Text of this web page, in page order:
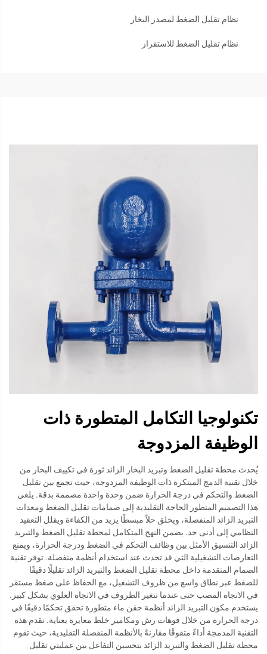
نظام تقليل الضغط لمصدر البخار
نظام تقليل الضغط للاستقرار
تكنولوجيا التكامل المتطورة ذات
الوظيفة المزدوجة
يُحدث محطة تقليل الضغط وتبريد البخار الزائد ثورة في تكييف البخار من
خلال تقنية الدمج المبتكرة ذات الوظيفة المزدوجة، حيث تجمع بين تقليل
الضغط والتحكم في درجة الحرارة ضمن وحدة واحدة مصممة بدقة. يلغي
هذا التصميم المتطور الحاجة التقليدية إلى صمامات تقليل الضغط ومعدات
التبريد الزائد المنفصلة، ويخلق حلاً مبسطًا يزيد من الكفاءة ويقلل التعقيد
النظامي إلى أدنى حد. يضمن النهج المتكامل لمحطة تقليل الضغط والتبريد
الزائد التنسيق الأمثل بين وظائف التحكم في الضغط ودرجة الحرارة، ويمنع
التعارضات التشغيلية التي قد تحدث عند استخدام أنظمة منفصلة. توفر تقنية
الصمام المتقدمة داخل محطة تقليل الضغط والتبريد الزائد تقليلًا دقيقًا
للضغط عبر نطاق واسع من ظروف التشغيل، مع الحفاظ على ضغط مستقر
في الاتجاه المصب حتى عندما تتغير الظروف في الاتجاه العلوي بشكل كبير.
يستخدم مكون التبريد الزائد أنظمة حقن ماء متطورة تحقق تحكمًا دقيقًا في
درجة الحرارة من خلال فوهات رش ومكامير خلط معايرة بعناية. تقدم هذه
التقنية المدمجة أداءً متفوقًا مقارنةً بالأنظمة المنفصلة التقليدية، حيث تقوم
محطة تقليل الضغط والتبريد الزائد بتحسين التفاعل بين عمليتي تقليل